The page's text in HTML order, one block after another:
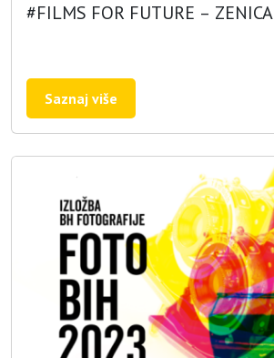
#FILMS FOR FUTURE – ZENICA
Saznaj više